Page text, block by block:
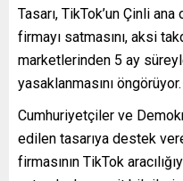
Tasarı, TikTok’un Çinli
firmayı satmasını, aksi
marketlerinden 5 ay
yasaklanmasını öngörüyor.
Cumhuriyetçiler ve
edilen tasarıya destek
firmasının TikTok